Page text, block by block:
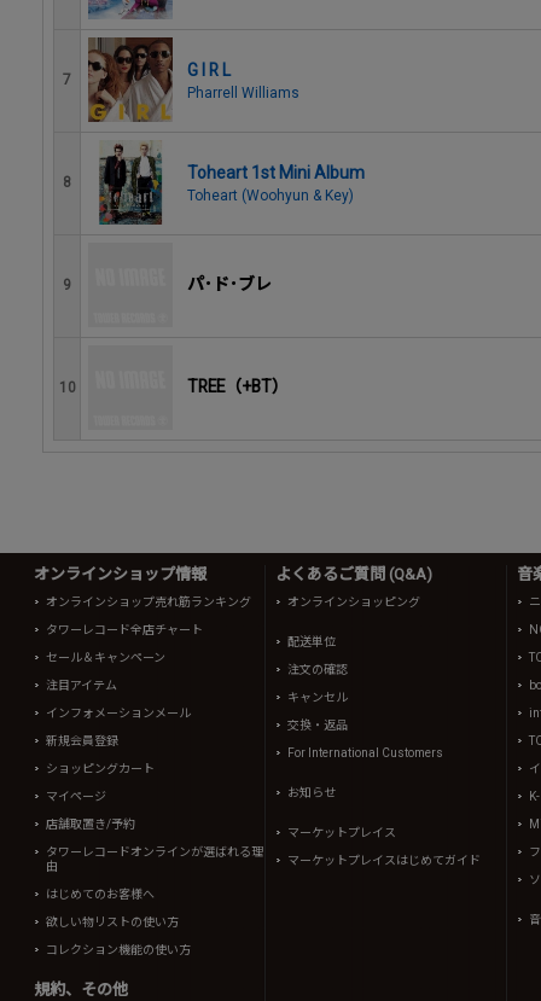
7 G I R L
Pharrell Williams
8 Toheart 1st Mini Album
Toheart (Woohyun & Key)
9 パ･ド･ブレ
10 TREE（+BT）
オンラインショップ情報
オンラインショップ売れ筋ランキング
タワーレコード全店チャート
セール＆キャンペーン
注目アイテム
インフォメーションメール
新規会員登録
ショッピングカート
マイページ
店舗取置き/予約
タワーレコードオンラインが選ばれる理
由
はじめてのお客様へ
欲しい物リストの使い方
コレクション機能の使い方
規約、その他
よくあるご質問 (Q&A)
オンラインショッピング
配送単位
注文の確認
キャンセル
交換・返品
For International Customers
お知らせ
マーケットプレイス
マーケットプレイスはじめてガイド
音